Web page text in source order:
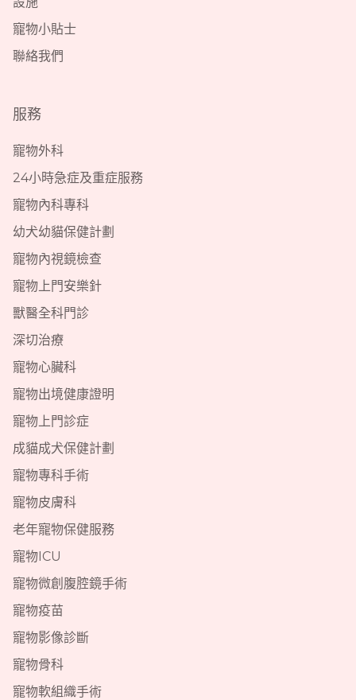
寵物小貼士
聯絡我們
服務
寵物外科
24小時急症及重症服務
寵物內科專科
幼犬幼貓保健計劃
寵物內視鏡檢查
寵物上門安樂針
獸醫全科門診
深切治療
寵物心臟科
寵物出境健康證明
寵物上門診症
成貓成犬保健計劃
寵物專科手術
寵物皮膚科
老年寵物保健服務
寵物ICU
寵物微創腹腔鏡手術
寵物疫苗
寵物影像診斷
寵物骨科
寵物軟組織手術